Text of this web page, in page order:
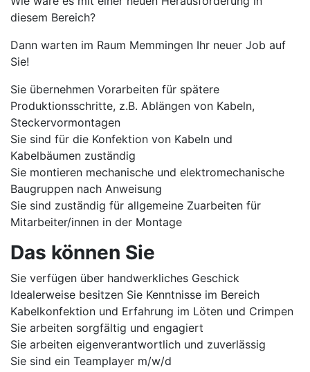
diesem Bereich?
Dann warten im Raum Memmingen Ihr neuer Job auf
Sie!
Sie übernehmen Vorarbeiten für spätere
Produktionsschritte, z.B. Ablängen von Kabeln,
Steckervormontagen
Sie sind für die Konfektion von Kabeln und
Kabelbäumen zuständig
Sie montieren mechanische und elektromechanische
Baugruppen nach Anweisung
Sie sind zuständig für allgemeine Zuarbeiten für
Mitarbeiter/innen in der Montage
Das können Sie
Sie verfügen über handwerkliches Geschick
Idealerweise besitzen Sie Kenntnisse im Bereich
Kabelkonfektion und Erfahrung im Löten und Crimpen
Sie arbeiten sorgfältig und engagiert
Sie arbeiten eigenverantwortlich und zuverlässig
Sie sind ein Teamplayer m/w/d